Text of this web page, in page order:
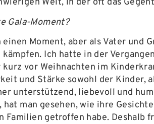
Welt, in der oft das
Gala-Moment?
einen Moment, aber als Vater
Ich hatte in der
vor Weihnachten im
und Stärke sowohl der
unterstützend, liebevoll und
man gesehen, wie ihre
getroffen habe. Deshalb